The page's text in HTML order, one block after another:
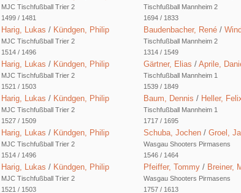
MJC Tischfußball Trier 2
1499 / 1481
Tischfußball Mannheim 2
1694 / 1833
Harig, Lukas / Kündgen, Philip
MJC Tischfußball Trier 2
1514 / 1496
Baudenbacher, René/
Tischfußball Mannheim 2
1314 / 1549
Harig, Lukas / Kündgen, Philip
MJC Tischfußball Trier 2
1521 / 1503
Gärtner, Elias / Aprile,
Tischfußball Mannheim 1
1539 / 1849
Harig, Lukas / Kündgen, Philip
MJC Tischfußball Trier 2
1527 / 1509
Baum, Dennis / Heller,
Tischfußball Mannheim 1
1717 / 1695
Harig, Lukas / Kündgen, Philip
MJC Tischfußball Trier 2
1514 / 1496
Schuba, Jochen/ Groel,
Wasgau Shooters Pirmasens
1546 / 1464
Harig, Lukas / Kündgen, Philip
MJC Tischfußball Trier 2
1521 / 1503
Pfeiffer, Tommy/ Breiner,
Wasgau Shooters Pirmasens
1757 / 1613